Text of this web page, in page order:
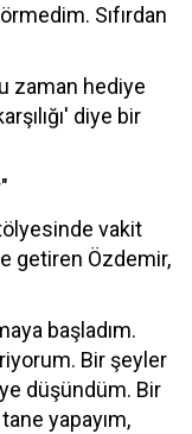
Sıfırdan
zaman hediye
diye bir
vakit
getiren Özdemir,
başladım.
Bir şeyler
düşündüm. Bir
yapayım,